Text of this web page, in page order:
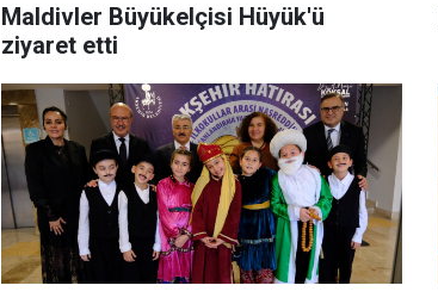
Maldivler Büyükelçisi Hüyük'ü
ziyaret etti